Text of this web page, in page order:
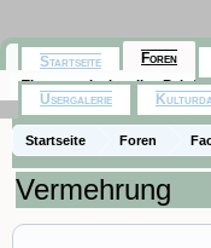
Startseite Foren
Vermehrung
Startseite Foren
Themen mit aktuellen
Usergalerie